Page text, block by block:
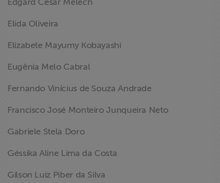
Edgard Cesar Melech
Elida Oliveira
Elizabete Mayumy Kobayashi
Eugênia Melo Cabral
Fernando Vinícius de Souza Andrade
Francisco José Monteiro Junqueira Neto
Gabriele Stela Doro
Géssika Aline Lima da Costa
Gilson Luiz Piber da Silva